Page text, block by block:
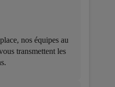
nos équipes au
transmettent les